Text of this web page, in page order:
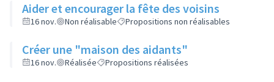
Aider et encourager la fête des voisins
16 nov. Non réalisable Propositions non réalisables
Créer une "maison des aidants"
16 nov. Réalisée Propositions réalisées